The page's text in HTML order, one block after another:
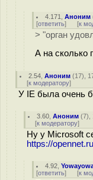
4.171 ,Аноним
[ответить] [к
> "орган
А на сколько
2.54 ,Аноним (17),
[к модератору]
У IE была очень
3.60 ,Аноним (7),
[к модератору]
Ну у Microsoft
https://
4.92 ,
[ответить] [к